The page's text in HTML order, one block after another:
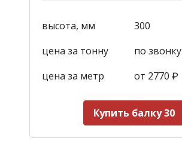
высота, мм
300
цена за тонну
по звонку
цена за метр
от 2770 ₽
Купить балку 30